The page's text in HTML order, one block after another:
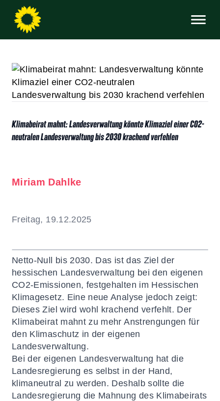
Klimabeirat mahnt: Landesverwaltung könnte Klimaziel einer CO2-
neutralen Landesverwaltung bis 2030 krachend verfehlen
Miriam Dahlke
Freitag, 19.12.2025
Netto-Null bis 2030. Das ist das Ziel der
hessischen Landesverwaltung bei den eigenen
CO2-Emissionen, festgehalten im Hessischen
Klimagesetz. Eine neue Analyse jedoch zeigt:
Dieses Ziel wird wohl krachend verfehlt. Der
Klimabeirat mahnt zu mehr Anstrengungen für
den Klimaschutz in der eigenen
Landesverwaltung.
Bei der eigenen Landesverwaltung hat die
Landesregierung es selbst in der Hand,
klimaneutral zu werden. Deshalb sollte die
Landesregierung die Mahnung des Klimabeirats